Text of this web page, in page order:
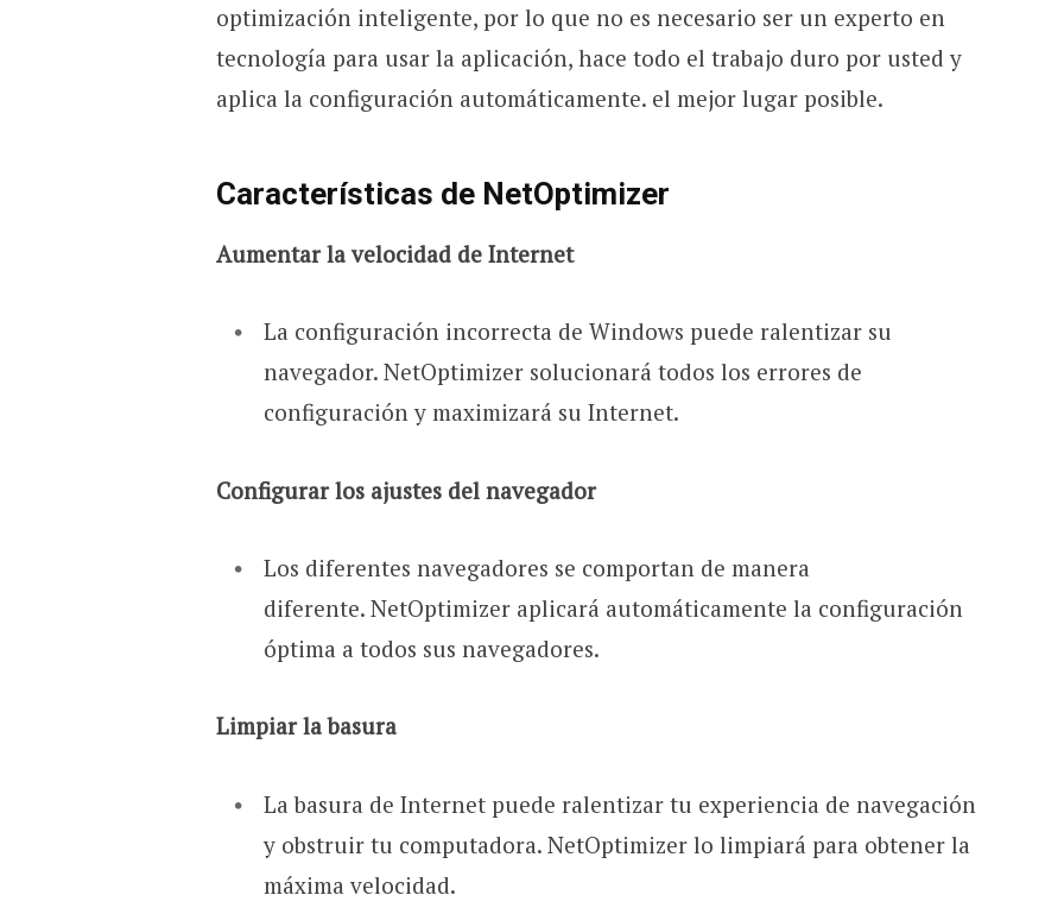
optimización inteligente, por lo que no es necesario ser un experto en
tecnología para usar la aplicación, hace todo el trabajo duro por usted y
aplica la configuración automáticamente. el mejor lugar posible.
Características de NetOptimizer
Aumentar la velocidad de Internet
La configuración incorrecta de Windows puede ralentizar su
navegador. NetOptimizer solucionará todos los errores de
configuración y maximizará su Internet.
Configurar los ajustes del navegador
Los diferentes navegadores se comportan de manera
diferente. NetOptimizer aplicará automáticamente la configuración
óptima a todos sus navegadores.
Limpiar la basura
La basura de Internet puede ralentizar tu experiencia de navegación
y obstruir tu computadora. NetOptimizer lo limpiará para obtener la
máxima velocidad.